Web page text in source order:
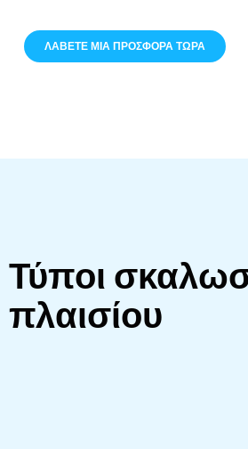
ΛΆΒΕΤΕ ΜΙΑ ΠΡΟΣΦΟΡΆ ΤΏΡΑ
Τύποι
πλαισίου